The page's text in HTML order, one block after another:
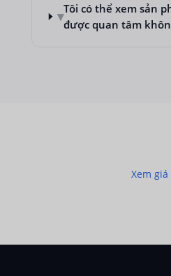
▾Tôi có thể xem sản
được quan tâm
Xem